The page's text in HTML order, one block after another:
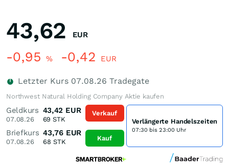
43,62 EUR
-0,95 % -0,42 EUR
Letzter Kurs 07.08.26 Tradegate
Northwest Natural Holding Company Aktie kaufen
Geldkurs
07.08.26
43,42 EUR
69 STK
Briefkurs
07.08.26
43,76 EUR
68 STK
Verkauf
Kauf
Verlängerte Handelszeiten
07:30 bis 23:00 Uhr